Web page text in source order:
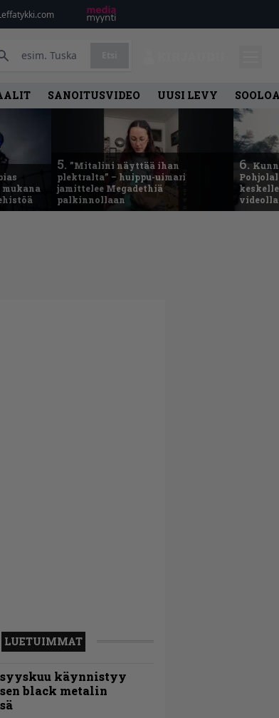
SANOITUSVIDEO UUSI LEVY
mukana
5. ”Mitalini näyttää ihan
plektralta” – huippu-uimari
jamittelee Megadethiä
palkinnollaan
6.
LUETUIMMAT
syyskuu käynnistyy
black metalin